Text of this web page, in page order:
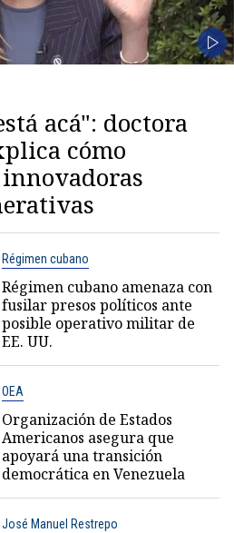
acá": doctora
cómo
Régimen cubano
Régimen cubano amenaza con
fusilar presos políticos ante
posible operativo militar de
EE. UU.
OEA
Organización de Estados
Americanos asegura que
apoyará una transición
democrática en Venezuela
José Manuel Restrepo